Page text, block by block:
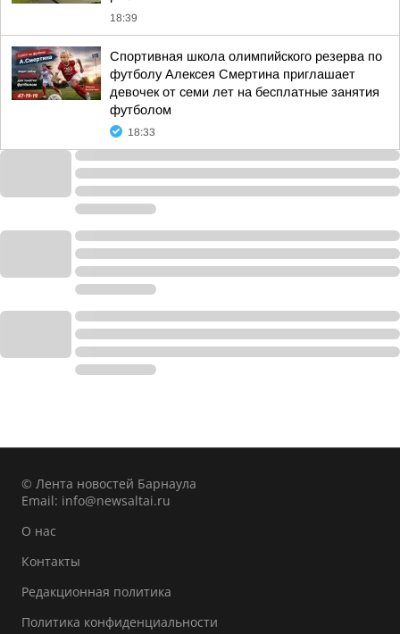
18:39
Спортивная школа олимпийского резерва по
футболу Алексея Смертина приглашает
девочек от семи лет на бесплатные занятия
футболом
18:33
© Лента новостей Барнаула
Email: info@newsaltai.ru
О нас
Контакты
Редакционная политика
Политика конфиденциальности